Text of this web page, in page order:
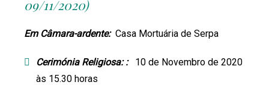
09/11/2020)
Em Câmara-ardente: Casa Mortuária de Serpa
Cerimónia Religiosa:: 10 de Novembro de 2020
às 15.30 horas